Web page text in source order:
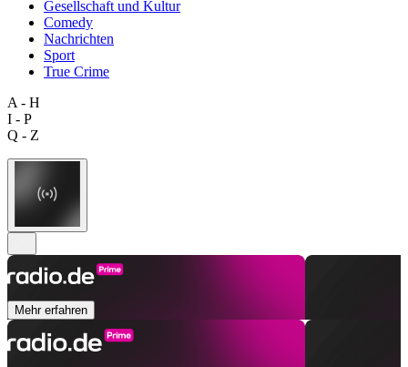
Gesellschaft und Kultur
Comedy
Nachrichten
Sport
True Crime
A - H
I - P
Q - Z
Mehr erfahren